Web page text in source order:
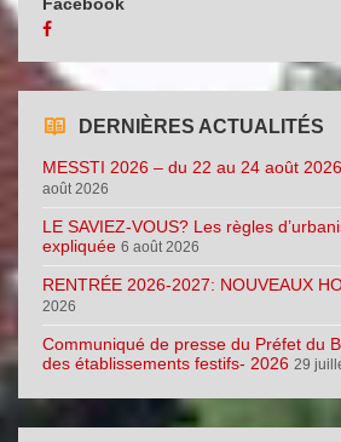
DERNIÈRES ACTUALITÉS
MESSTI 2026 – du 22 au 24 août
août 2026
LE SAVIEZ-VOUS? Les règles
expliquée 6 août 2026
RENTRÉE 2026-2027: NOUVEAUX
2026
Communiqué de presse du Préfet du
des établissements festifs- 2026 29